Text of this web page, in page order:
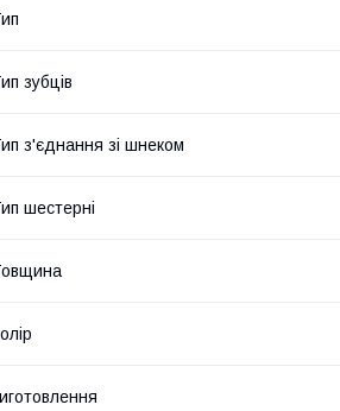
зубців
з'єднання зі шнеком
шестерні